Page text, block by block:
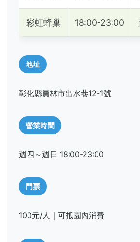
彩虹蜂巢 18:00-23:00
地址
彰化縣員林市出水巷12-1號
營業時間
週四～週日 18:00-23:00
門票
100元/人｜可抵園內消費